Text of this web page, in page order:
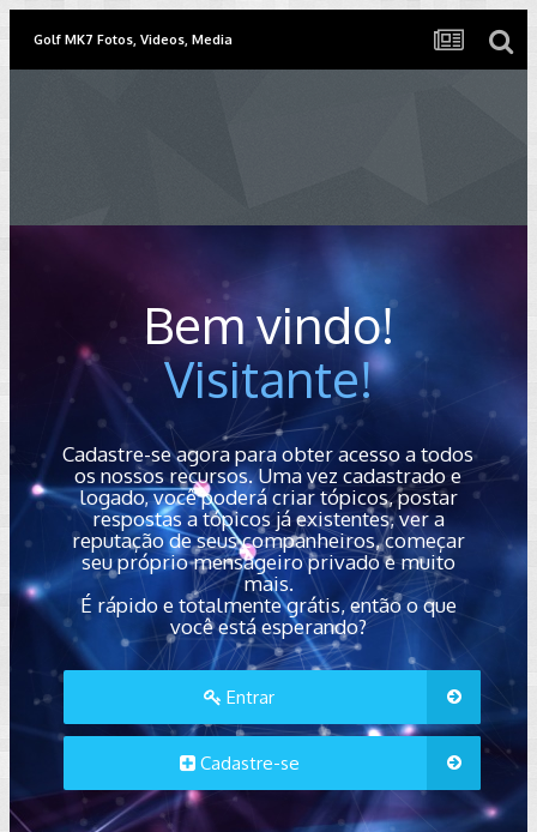
Golf MK7 Fotos, Videos, Media
Bem vindo!
Visitante!
Cadastre-se agora para obter acesso a todos
os nossos recursos. Uma vez cadastrado e
logado, você poderá criar tópicos, postar
respostas a tópicos já existentes, ver a
reputação de seus companheiros, começar
seu próprio mensageiro privado e muito
mais.
É rápido e totalmente grátis, então o que
você está esperando?
Entrar
Cadastre-se